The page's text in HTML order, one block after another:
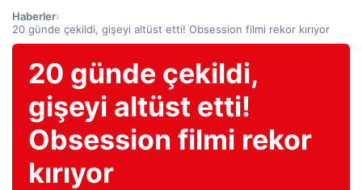
Haberler›
20 günde çekildi, gişeyi altüst etti! Obsession filmi rekor kırıyor
20 günde çekildi,
gişeyi altüst etti!
Obsession filmi rekor
kırıyor